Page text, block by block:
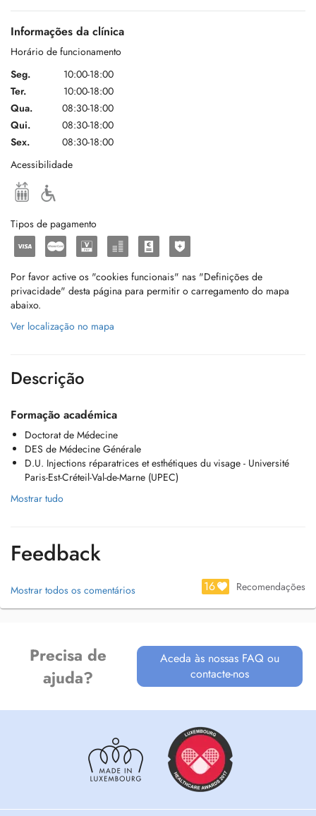
Informações da clínica
Horário de funcionamento
Seg.
10:00-18:00
Ter.
10:00-18:00
Qua.
08:30-18:00
Qui.
08:30-18:00
Sex.
08:30-18:00
Acessibilidade
Tipos de pagamento
Por favor active os "cookies funcionais" nas "Definições de
privacidade" desta página para permitir o carregamento do mapa
abaixo.
Ver localização no mapa
Descrição
Formação académica
Doctorat de Médecine
DES de Médecine Générale
D.U. Injections réparatrices et esthétiques du visage - Université
Paris-Est-Créteil-Val-de-Marne (UPEC)
Mostrar tudo
Feedback
Mostrar todos os comentários 16 Recomendações
Precisa de
ajuda?
Aceda às nossas FAQ ou
contacte-nos